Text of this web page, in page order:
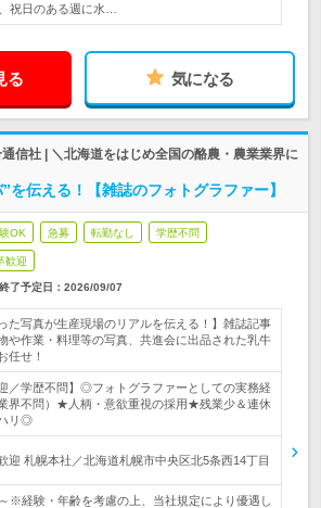
祝日のある週に水…
る 気になる
信社 | ＼北海道をはじめ全国の酪農・農業業界に
を伝える！【雑誌のフォトグラファー】
OK 急募 転勤なし 学歴不問
歓迎
終了予定日： 2026/09/07
た写真が生産現場のリアルを伝える！】雑誌記事
や作業・料理等の写真、共進会に出品された乳牛
任せ！
／学歴不問】◎フォトグラファーとしての実務経
界不問）★人柄・意欲重視の採用★残業少＆連休
リ◎
迎 札幌本社／北海道札幌市中央区北5条西14丁目
※経験・年齢を考慮の上、当社規定により優遇し